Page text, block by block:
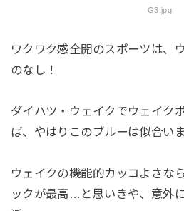
G3.jpg
ワクワク感全開のスポーツは、
のなし！
ダイハツ・ウェイクでウェイク
ば、やはりこのブルーは似合い
ウェイクの機能的カッコよさな
ックが最高…と思いきや、意外